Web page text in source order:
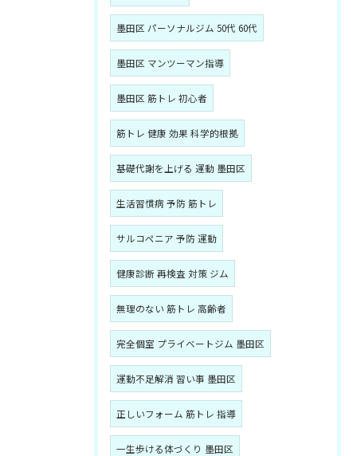
墨田区 パーソナルジム 50代 60代
墨田区 マンツーマン指導
墨田区 筋トレ 初心者
筋トレ 健康 効果 科学的根拠
基礎代謝を上げる 運動 墨田区
生活習慣病 予防 筋トレ
サルコペニア 予防 運動
健康診断 再検査 対策 ジム
無理のない 筋トレ 高齢者
完全個室 プライベートジム 墨田区
運動不足解消 習い事 墨田区
正しいフォーム 筋トレ 指導
一生歩ける体づくり 墨田区